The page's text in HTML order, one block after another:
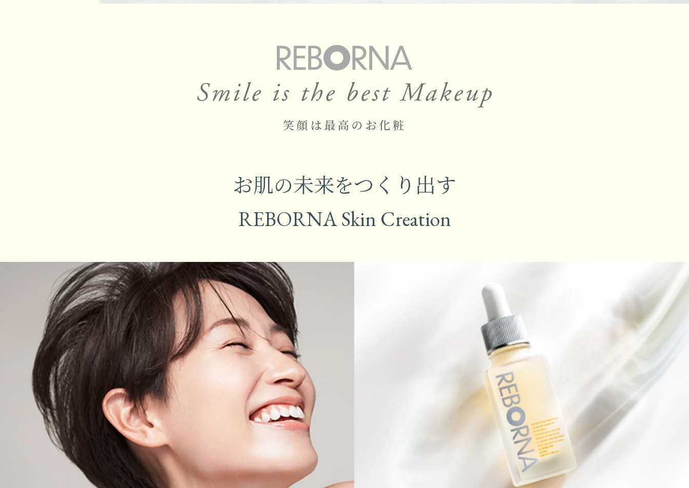
お肌の未来をつくり出す
REBORNA Skin Creation